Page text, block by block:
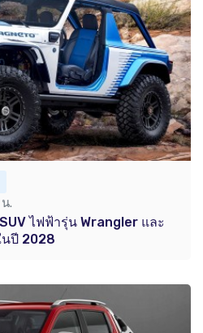
.
ไฟฟ้ารุ่น Wrangler และ
นปี 2028